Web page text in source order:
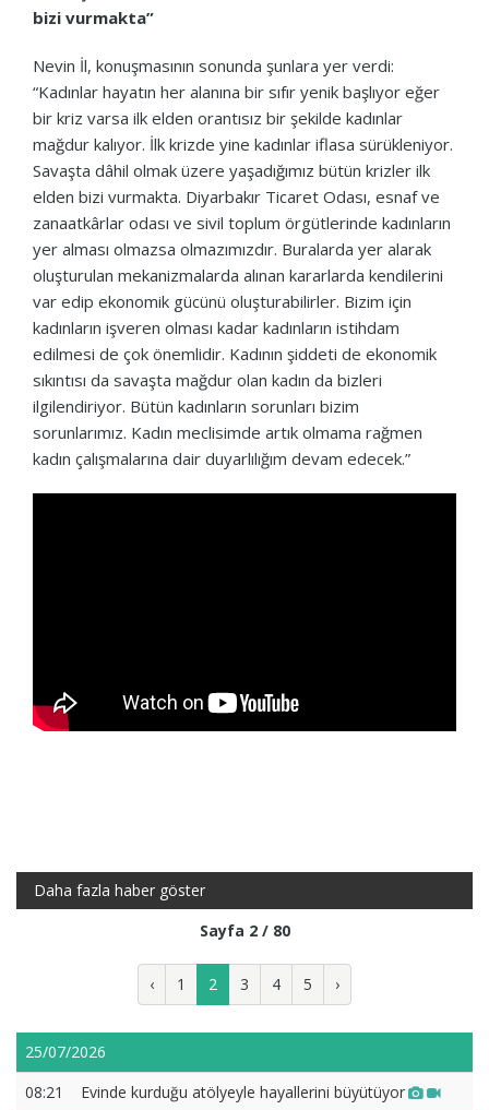
bizi vurmakta”
Nevin İl, konuşmasının sonunda şunlara yer verdi:
“Kadınlar hayatın her alanına bir sıfır yenik başlıyor eğer
bir kriz varsa ilk elden orantısız bir şekilde kadınlar
mağdur kalıyor. İlk krizde yine kadınlar iflasa sürükleniyor.
Savaşta dâhil olmak üzere yaşadığımız bütün krizler ilk
elden bizi vurmakta. Diyarbakır Ticaret Odası, esnaf ve
zanaatkârlar odası ve sivil toplum örgütlerinde kadınların
yer alması olmazsa olmazımızdır. Buralarda yer alarak
oluşturulan mekanizmalarda alınan kararlarda kendilerini
var edip ekonomik gücünü oluşturabilirler. Bizim için
kadınların işveren olması kadar kadınların istihdam
edilmesi de çok önemlidir. Kadının şiddeti de ekonomik
sıkıntısı da savaşta mağdur olan kadın da bizleri
ilgilendiriyor. Bütün kadınların sorunları bizim
sorunlarımız. Kadın meclisimde artık olmama rağmen
kadın çalışmalarına dair duyarlılığım devam edecek.”
Daha fazla haber göster
Sayfa 2 / 80
‹ 1 2 3 4 5 ›
25/07/2026
08:21
Evinde kurduğu atölyeyle hayallerini büyütüyor